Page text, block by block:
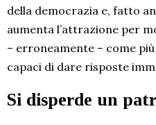
della democrazia e, fatto
aumenta l’attrazione per
– erroneamente – come
capaci di dare risposte
Si disperde un